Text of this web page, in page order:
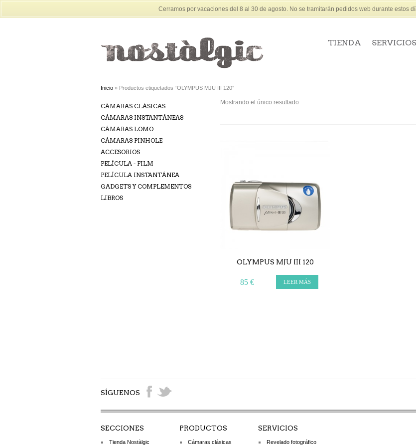
TIENDA SERVICIOS
Inicio » Productos etiquetados “OLYMPUS MJU III 120”
Mostrando el único resultado
OLYMPUS MJU III 120
85 € LEER MÁS
CÁMARAS CLÁSICAS
CÁMARAS INSTANTÁNEAS
CÁMARAS LOMO
CÁMARAS PINHOLE
ACCESORIOS
PELÍCULA - FILM
PELÍCULA INSTANTÁNEA
GADGETS Y COMPLEMENTOS
LIBROS
SÍGUENOS
SECCIONES
Tienda Nostàlgic
PRODUCTOS
Cámaras clásicas
SERVICIOS
Revelado fotográfico
Cerramos por vacaciones del 8 al 30 de agosto. No se tramitarán pedidos web durante estos